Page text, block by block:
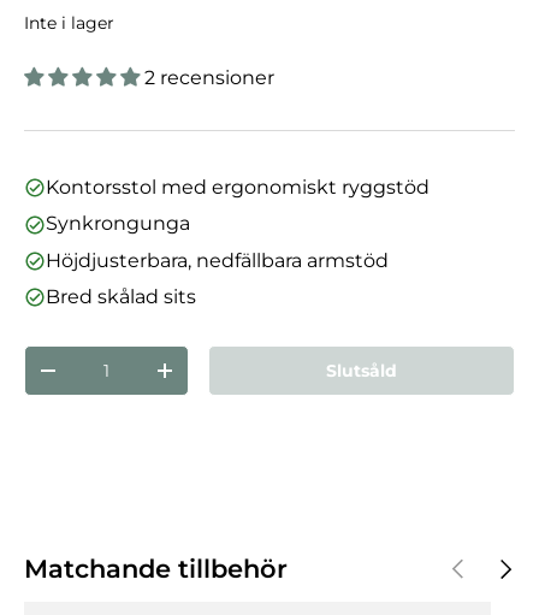
Inte i lager
2 recensioner
Kontorsstol med ergonomiskt ryggstöd
Synkrongunga
Höjdjusterbara, nedfällbara armstöd
Bred skålad sits
nummer
Minska mängdenÖka kvantiteten Slutsåld
Matchande tillbehör Nästa